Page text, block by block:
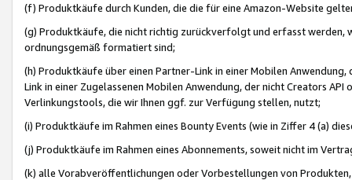
(f) Produktkäufe durch Kunden, die die für eine Amazon-Website
(g) Produktkäufe, die nicht richtig zurückverfolgt und erfasst werden,
ordnungsgemäß formatiert sind;
(h) Produktkäufe über einen Partner-Link in einer Mobilen
Link in einer Zugelassenen Mobilen Anwendung, der nicht Creators
Verlinkungstools, die wir Ihnen ggf. zur Verfügung stellen, nutzt;
(i) Produktkäufe im Rahmen eines Bounty Events (wie in Ziffer 4 (a)
(j) Produktkäufe im Rahmen eines Abonnements, soweit nicht im
(k) alle Vorabveröffentlichungen oder Vorbestellungen von